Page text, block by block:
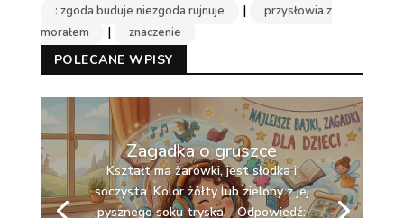
: zgoda buduje niezgoda rujnuje |
przysłowia z
morałem
| znaczenie
POLECANE WPISY
Zagadka o gruszce
Kształt ma żarówki, jest słodka i
soczysta. Kolor żółty lub zielony z jej
pysznego soku tryska. Odpowiedź: